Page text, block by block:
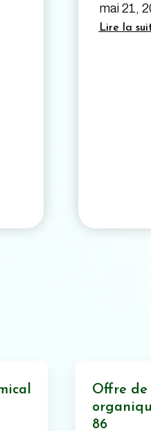
Sweden
mai 21,
Lire la
Offre de
86